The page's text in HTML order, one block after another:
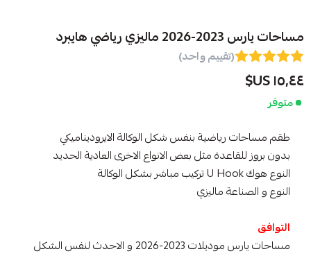
مساحات يارس 2023-2026 ماليزي رياضي هايبرد
(تقييم واحد)
١٥٫٤٤ US$
متوفر
طقم مساحات رياضية بنفس شكل الوكالة الايروديناميكي
بدون بروز للقاعدة مثل بعض الانواع الاخرى العادية الحديد
النوع هوك U Hook تركيب مباشر بشكل الوكالة
النوع و الصناعة ماليزي
التوافق
مساحات يارس موديلات 2023-2026 و الاحدث لنفس الشكل